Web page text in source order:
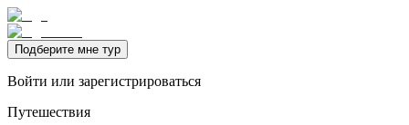
Подберите мне тур
Войти или зарегистрироваться
Путешествия